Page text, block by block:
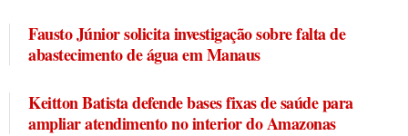
Fausto Júnior solicita investigação sobre falta de
abastecimento de água em Manaus
Keitton Batista defende bases fixas de saúde para
ampliar atendimento no interior do Amazonas